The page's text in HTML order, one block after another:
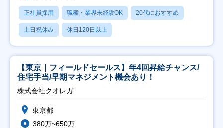
正社員採用 職種・業界未経験OK 20代におすすめ
土日祝休み 休日120日以上
【東京｜フィールドセールス】年4回昇給チャンス/
住宅手当/早期マネジメント機会あり！
株式会社クオレガ
東京都
380万~650万